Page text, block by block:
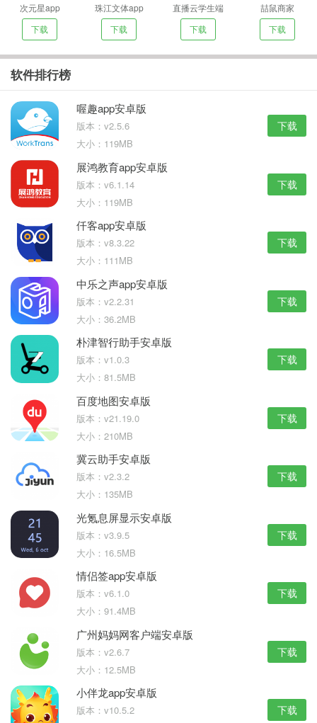
次元星app
下载
珠江文体app
下载
直播云学生端
下载
喆鼠商家
下载
软件排行榜
喔趣app安卓版
版本：v2.5.6
大小：119MB
下载
展鸿教育app安卓版
版本：v6.1.14
大小：119MB
下载
仟客app安卓版
版本：v8.3.22
大小：111MB
下载
中乐之声app安卓版
版本：v2.2.31
大小：36.2MB
下载
朴津智行助手安卓版
版本：v1.0.3
大小：81.5MB
下载
百度地图安卓版
版本：v21.19.0
大小：210MB
下载
冀云助手安卓版
版本：v2.3.2
大小：135MB
下载
光氪息屏显示安卓版
版本：v3.9.5
大小：16.5MB
下载
情侣签app安卓版
版本：v6.1.0
大小：91.4MB
下载
广州妈妈网客户端安卓版
版本：v2.6.7
大小：12.5MB
下载
小伴龙app安卓版
版本：v10.5.2
下载